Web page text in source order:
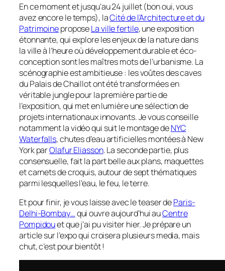
En ce moment et jusqu’au 24 juillet (bon oui, vous
avez encore le temps), laCité de l’Architecture et du
PatrimoineproposeLa ville fertile, une exposition
étonnante, qui explore les enjeux de la nature dans
la ville à l’heure où développement durable et éco-
conception sont les maîtres mots de l’urbanisme. La
scénographie est ambitieuse : les voûtes des caves
du Palais de Chaillot ont été transformées en
véritable jungle pour la première partie de
l’exposition, qui met en lumière une sélection de
projets internationaux innovants. Je vous conseille
notamment la vidéo qui suit le montage deNYC
Waterfalls, chutes d’eau artificielles montées à New
York parOlafur Eliasson. La seconde partie, plus
consensuelle, fait la part belle aux plans, maquettes
et carnets de croquis, autour de sept thématiques
parmi lesquelles l’eau, le feu, le terre.
Et pour finir, je vous laisse avec le teaser deParis-
Delhi-Bombay…qui ouvre aujourd’hui auCentre
Pompidouet que j’ai pu visiter hier. Je prépare un
article sur l’expo qui croisera plusieurs media, mais
chut, c’est pour bientôt !